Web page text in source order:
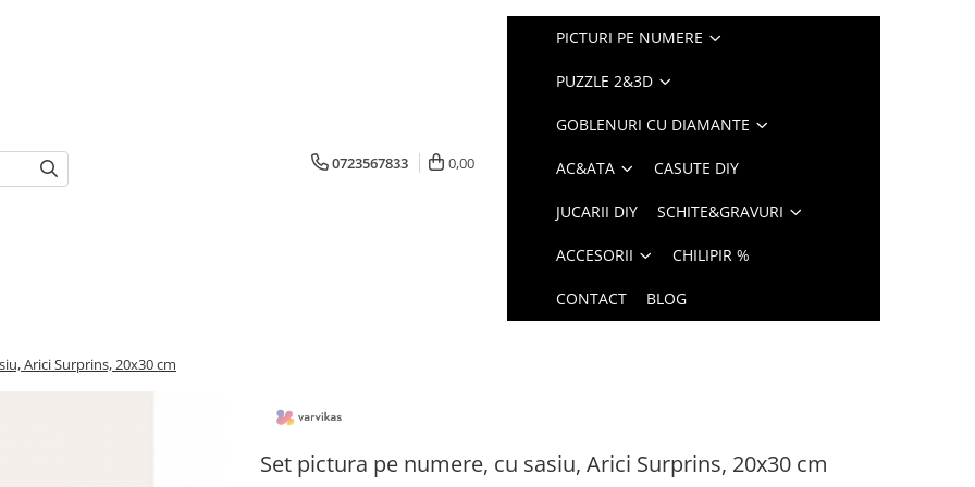
0723567833 0,00
PICTURI PE NUMERE
PUZZLE 2&3D
GOBLENURI CU DIAMANTE
AC&ATA CASUTE DIY
JUCARII DIY SCHITE&GRAVURI
ACCESORII CHILIPIR %
CONTACT BLOG
Arici Surprins, 20x30 cm
Set pictura pe numere, cu sasiu, Arici Surprins, 20x30 cm